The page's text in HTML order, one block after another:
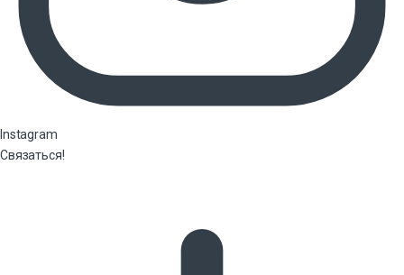
Instagram
Связаться!